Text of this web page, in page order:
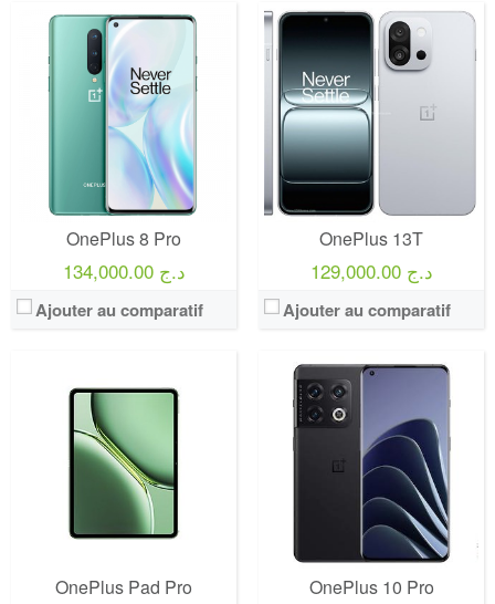
OnePlus 8 Pro
134,000.00 د.ج
Ajouter au comparatif
OnePlus 13T
129,000.00 د.ج
Ajouter au comparatif
OnePlus Pad Pro OnePlus 10 Pro